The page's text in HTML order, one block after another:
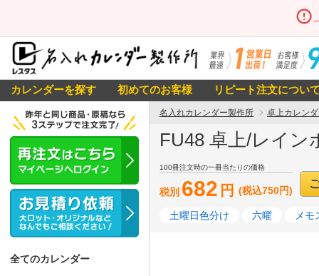
カレンダーを探す 初めてのお客様 リピート注文につい
名入れカレンダー製作所 卓上カレン
FU48 卓上/レイン
100冊注文時の一冊当たりの価格
税別 682 円 (税込750円)
土曜日色分け 六曜 メ
全てのカレンダー